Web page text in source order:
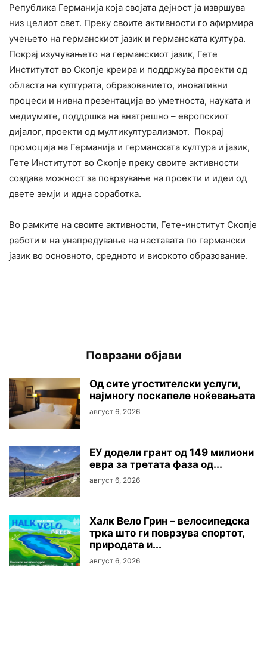
Република Германија која својата дејност ја извршува
низ целиот свет. Преку своите активности го афирмира
учењето на германскиот јазик и германската култура.
Покрај изучувањето на германскиот јазик, Гете
Институтот во Скопје креира и поддржува проекти од
областа на културата, образованието, иновативни
процеси и нивна презентација во уметноста, науката и
медиумите, поддршка на внатрешно – европскиот
дијалог, проекти од мултикултурализмот. Покрај
промоција на Германија и германската култура и јазик,
Гете Институтот во Скопје преку своите активности
создава можност за поврзување на проекти и идеи од
двете земји и идна соработка.
Во рамките на своите активности, Гете-институт Скопје
работи и на унапредување на наставата по германски
јазик во основното, средното и високото образование.
Поврзани објави
Oд сите угостителски услуги,
најмногу поскапеле ноќевањата
август 6, 2026
ЕУ додели грант од 149 милиони
евра за третата фаза од...
август 6, 2026
Халк Вело Грин – велосипедска
трка што ги поврзува спортот,
природата и...
август 6, 2026